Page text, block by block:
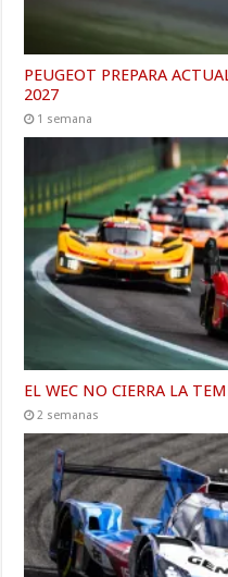
PEUGEOT PREPARA
2027
1 semana
EL WEC NO CIERRA LA
2 semanas